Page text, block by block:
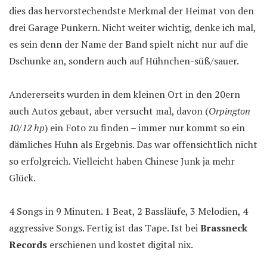
dies das hervorstechendste Merkmal der Heimat von den
drei Garage Punkern. Nicht weiter wichtig, denke ich mal,
es sein denn der Name der Band spielt nicht nur auf die
Dschunke an, sondern auch auf Hühnchen-süß/sauer.
Andererseits wurden in dem kleinen Ort in den 20ern
auch Autos gebaut, aber versucht mal, davon (Orpington
10/12 hp) ein Foto zu finden – immer nur kommt so ein
dämliches Huhn als Ergebnis. Das war offensichtlich nicht
so erfolgreich. Vielleicht haben Chinese Junk ja mehr
Glück.
4 Songs in 9 Minuten. 1 Beat, 2 Bassläufe, 3 Melodien, 4
aggressive Songs. Fertig ist das Tape. Ist beiBrassneck
Records erschienen und kostet digital nix.